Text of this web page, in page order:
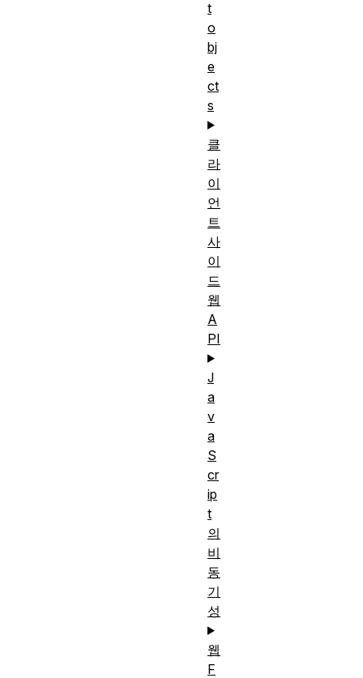
t
o
bj
e
ct
s
클
라
이
언
트
사
이
드
웹
A
PI
J
a
v
a
S
cr
ip
t
의
비
동
기
성
웹
F